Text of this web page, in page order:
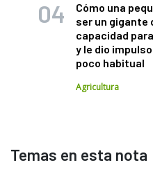
Cómo una
ser un gigante
capacidad
y le dio
poco habitual
Agricultura
Temas en esta nota